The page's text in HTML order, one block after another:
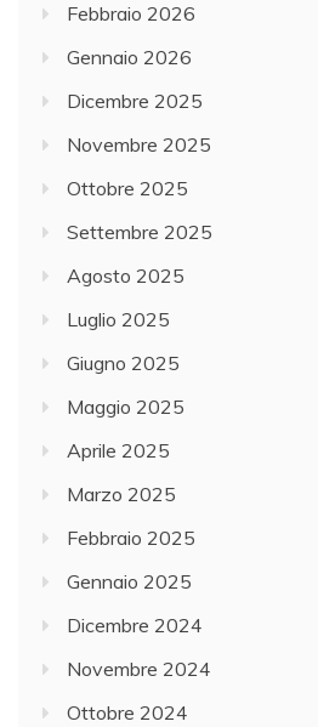
Febbraio 2026
Gennaio 2026
Dicembre 2025
Novembre 2025
Ottobre 2025
Settembre 2025
Agosto 2025
Luglio 2025
Giugno 2025
Maggio 2025
Aprile 2025
Marzo 2025
Febbraio 2025
Gennaio 2025
Dicembre 2024
Novembre 2024
Ottobre 2024